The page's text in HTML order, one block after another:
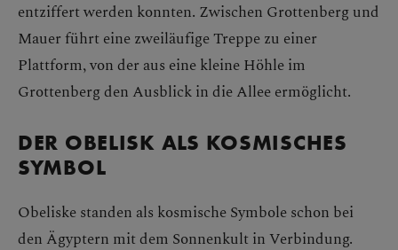
entziffert werden konnten. Zwischen Grottenberg und
Mauer führt eine zweiläufige Treppe zu einer
Plattform, von der aus eine kleine Höhle im
Grottenberg den Ausblick in die Allee ermöglicht.
DER OBELISK ALS KOSMISCHES
SYMBOL
Obeliske standen als kosmische Symbole schon bei
den Ägyptern mit dem Sonnenkult in Verbindung.